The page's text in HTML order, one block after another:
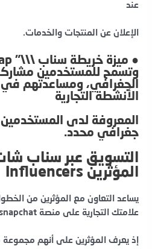
عند
الإعلان عن المنتجات والخدمات.
وتسمح للمستخدمين
الجغرافي، ومساعدتهم
الأنشطة التجارية
المعروفة لدى
جغرافي محدد.
التسويق عبر سناب
المؤثرين Influencers
يساعد التعاون مع المؤثرين من
علامتك التجارية على منصة snapchat.
إذ يعرف المؤثرين على أنهم